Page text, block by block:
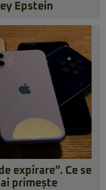
Epstein
expirare”. Ce se
primește